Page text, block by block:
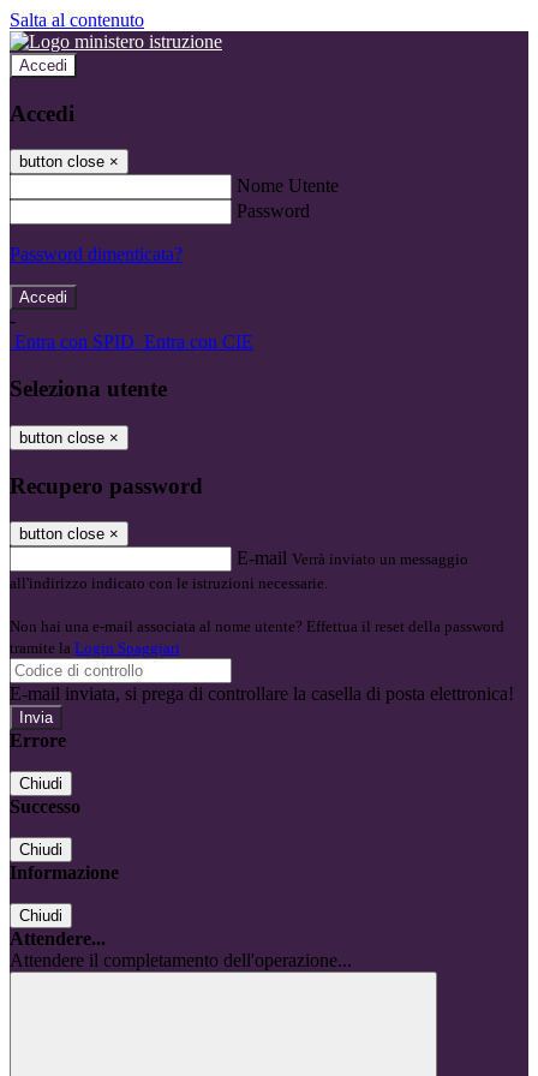
Salta al contenuto
Accedi
Accedi
button close ×
Nome Utente
Password
Password dimenticata?
-
Entra con SPID Entra con CIE
Seleziona utente
button close ×
Recupero password
button close ×
E-mail Verrà inviato un messaggio
all'indirizzo indicato con le istruzioni necessarie.
Non hai una e-mail associata al nome utente? Effettua il reset della password
tramite la Login Spaggiari
E-mail inviata, si prega di controllare la casella di posta elettronica!
Errore
Chiudi
Successo
Chiudi
Informazione
Chiudi
Attendere...
Attendere il completamento dell'operazione...